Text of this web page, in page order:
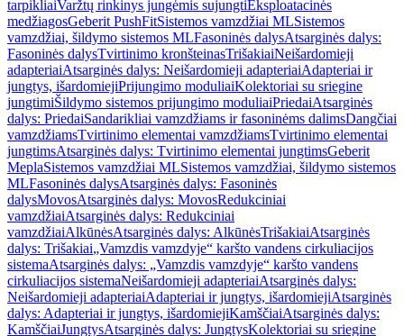
tarpikliaiVaržtų rinkinys jungėmis sujungtiEksploatacinės
medžiagosGeberit PushFitSistemos vamzdžiai MLSistemos
vamzdžiai, šildymo sistemos MLFasoninės dalysAtsarginės dalys:
Fasoninės dalysTvirtinimo kronšteinasTrišakiaiNeišardomieji
adapteriaiAtsarginės dalys: Neišardomieji adapteriaiAdapteriai ir
jungtys, išardomiejiPrijungimo moduliaiKolektoriai su sriegine
jungtimiŠildymo sistemos prijungimo moduliaiPriedaiAtsarginės
dalys: PriedaiSandarikliai vamzdžiams ir fasoninėms dalimsDangčiai
vamzdžiamsTvirtinimo elementai vamzdžiamsTvirtinimo elementai
jungtimsAtsarginės dalys: Tvirtinimo elementai jungtimsGeberit
MeplaSistemos vamzdžiai MLSistemos vamzdžiai, šildymo sistemos
MLFasoninės dalysAtsarginės dalys: Fasoninės
dalysMovosAtsarginės dalys: MovosRedukciniai
vamzdžiaiAtsarginės dalys: Redukciniai
vamzdžiaiAlkūnėsAtsarginės dalys: AlkūnėsTrišakiaiAtsarginės
dalys: Trišakiai„Vamzdis vamzdyje“ karšto vandens cirkuliacijos
sistemaAtsarginės dalys: „Vamzdis vamzdyje“ karšto vandens
cirkuliacijos sistemaNeišardomieji adapteriaiAtsarginės dalys:
Neišardomieji adapteriaiAdapteriai ir jungtys, išardomiejiAtsarginės
dalys: Adapteriai ir jungtys, išardomiejiKamščiaiAtsarginės dalys:
KamščiaiJungtysAtsarginės dalys: JungtysKolektoriai su sriegine